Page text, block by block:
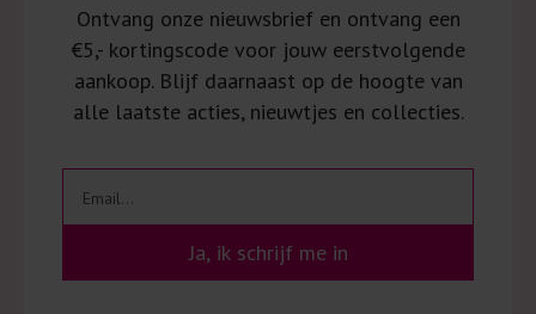
Ontvang onze nieuwsbrief en ontvang een
€5,- kortingscode voor jouw eerstvolgende
aankoop. Blijf daarnaast op de hoogte van
alle laatste acties, nieuwtjes en collecties.
Ja, ik schrijf me in